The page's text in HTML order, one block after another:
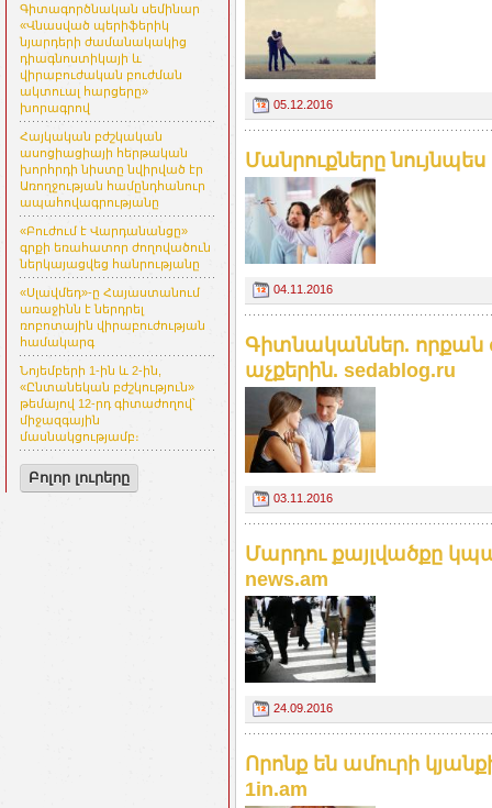
Գիտագործնական սեմինար
«Վնասված պերիֆերիկ
նյարդերի ժամանակակից
դիագնոստիկայի և
վիրաբուժական բուժման
ակտուալ հարցերը»
խորագրով
Հայկական բժշկական
ասոցիացիայի հերթական
խորհրդի նիստը նվիրված էր
Առողջության համընդհանուր
ապահովագրությանը
«Բուժում է Վարդանանցը»
գրքի եռահատոր ժողովածուն
ներկայացվեց հանրությանը
«Սլավմեդ»-ը Հայաստանում
առաջինն է ներդրել
ռոբոտային վիրաբուժության
համակարգ
Նոյեմբերի 1-ին և 2-ին,
«Ընտանեկան բժշկություն»
թեմայով 12-րդ գիտաժողով՝
միջազգային
մասնակցությամբ։
Բոլոր լուրերը
05.12.2016
Մանրուքները
04.11.2016
Գիտնականներ. որքան
աչքերին. sedablog.ru
03.11.2016
Մարդու քայլվածքը
news.am
24.09.2016
Որոնք են ամուրի
1in.am